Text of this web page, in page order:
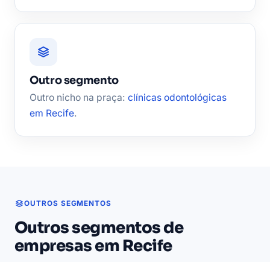
Outro segmento
Outro nicho na praça: clínicas odontológicas
em Recife.
OUTROS SEGMENTOS
Outros segmentos de
empresas em Recife